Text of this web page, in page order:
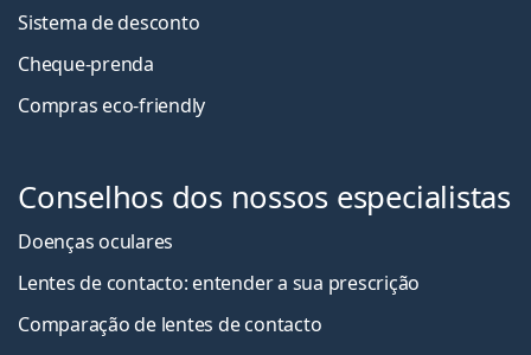
Sistema de desconto
Cheque-prenda
Compras eco-friendly
Conselhos dos nossos especialistas
Doenças oculares
Lentes de contacto: entender a sua prescrição
Comparação de lentes de contacto